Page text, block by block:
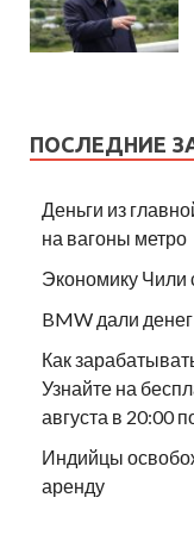
ПОСЛЕДНИЕ
Деньги из
на вагоны метро
Экономику Чили
BMW дали
Как
Узнайте на
августа в 20:00
Индийцы
аренду